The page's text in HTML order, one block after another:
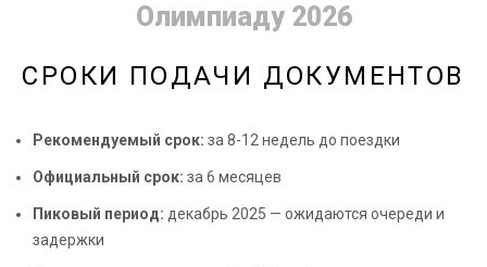
Олимпиаду 2026
СРОКИ ПОДАЧИ ДОКУМЕНТОВ
Рекомендуемый срок: за 8-12 недель до поездки
Официальный срок: за 6 месяцев
Пиковый период: декабрь 2025 — ожидаются очереди и
задержки